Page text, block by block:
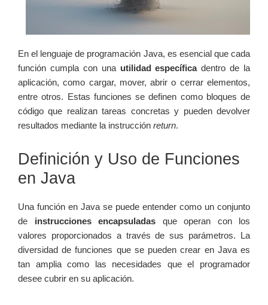
En el lenguaje de programación Java, es esencial que cada
función cumpla con una utilidad específicadentro de la
aplicación, como cargar, mover, abrir o cerrar elementos,
entre otros. Estas funciones se definen como bloques de
código que realizan tareas concretas y pueden devolver
resultados mediante la instrucción return.
Definición y Uso de Funciones
en Java
Una función en Java se puede entender como un conjunto
de instrucciones encapsuladas que operan con los
valores proporcionados a través de sus parámetros. La
diversidad de funciones que se pueden crear en Java es
tan amplia como las necesidades que el programador
desee cubrir en su aplicación.